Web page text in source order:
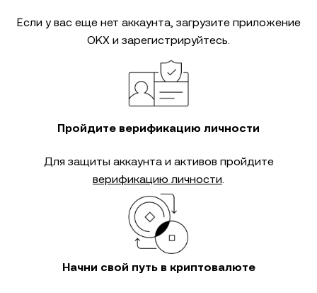
Если у вас еще нет аккаунта, загрузите приложение
OKX и зарегистрируйтесь.
Пройдите верификацию личности
Для защиты аккаунта и активов пройдите
верификацию личности.
Начни свой путь в криптовалюте